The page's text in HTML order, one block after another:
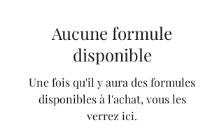
Aucune formule
disponible
Une fois qu'il y aura des formules
disponibles à l'achat, vous les
verrez ici.